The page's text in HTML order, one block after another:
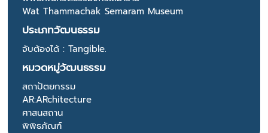
Wat Thammachak Semaram Museum
ประเภทวัฒนธรรม
จับต้องได้ : Tangible.
หมวดหมู่วัฒนธรรม
สถาปัตยกรรม
AR:ARchitecture
ศาสนสถาน
พิพิธภัณฑ์